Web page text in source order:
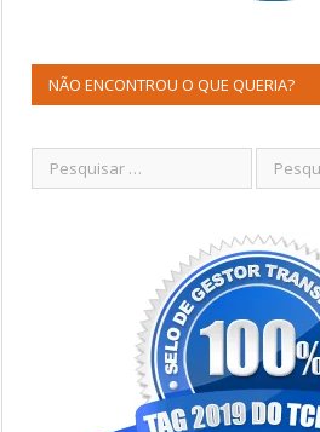
NÃO ENCONTROU O QUE QUERIA?